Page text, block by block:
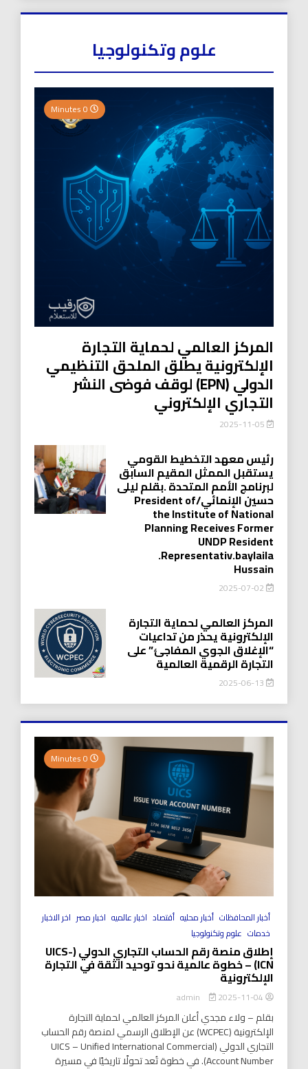
علوم وتكنولوجيا
المركز العالمي لحماية التجارة
الإلكترونية يطلق الملحق التنظيمي
الدولي (EPN) لوقف فوضى النشر
التجاري الإلكتروني
رئيس معهد التخطيط القومي
يستقبل الممثل المقيم السابق
لبرنامج الأمم المتحدة .بقلم ليلى
حسين الإنمائي/President of
the Institute of National
Planning Receives Former
UNDP Resident
.Representativ.baylaila
Hussain
2025-07-02
المركز العالمي لحماية التجارة
الإلكترونية يحذر من تداعيات
“الإغلاق الجوي المفاجئ” على
التجارة الرقمية العالمية
2025-06-13
أخبار المحافظات أخبار محليه أقتصاد اخبار عالميه اخبار مصر اخر الاخبار
خدمات علوم وتكنولوجيا
إطلاق منصة رقم الحساب التجاري الدولي (UICS-
ICN) – خطوة عالمية نحو توحيد الثقة في التجارة
الإلكترونية
2025-11-04
بقلم – ولاء مجدي أعلن المركز العالمي لحماية التجارة
الإلكترونية (WCPEC) عن الإطلاق الرسمي لمنصة رقم الحساب
التجاري الدولي (UICS – Unified International Commercial
Account Number). في خطوة تُعد تحولًا تاريخيًا في مسيرة